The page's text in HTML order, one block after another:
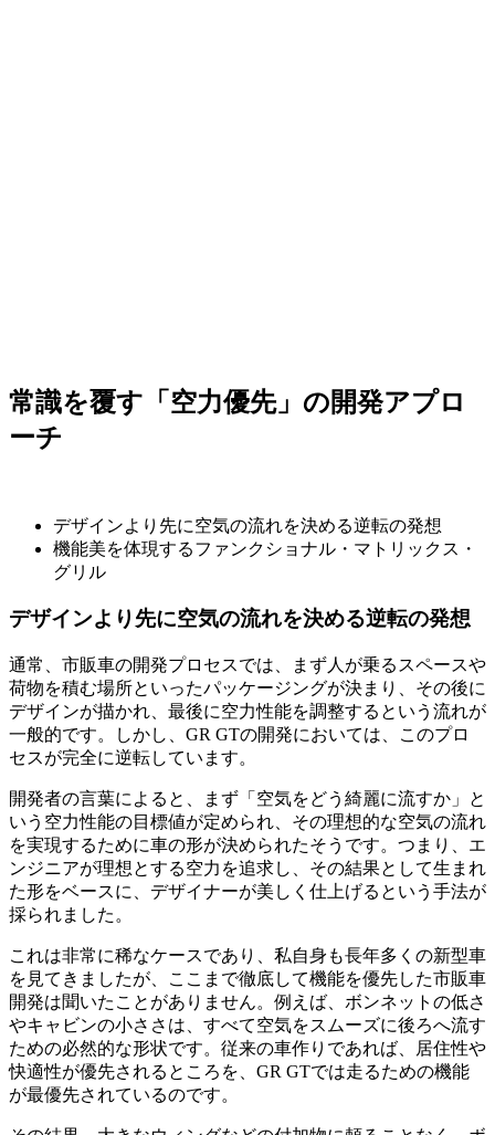
常識を覆す「空力優先」の開発アプロ
ーチ
デザインより先に空気の流れを決める逆転の発想
機能美を体現するファンクショナル・マトリックス・
グリル
デザインより先に空気の流れを決める逆転の発想
通常、市販車の開発プロセスでは、まず人が乗るスペースや
荷物を積む場所といったパッケージングが決まり、その後に
デザインが描かれ、最後に空力性能を調整するという流れが
一般的です。しかし、GR GTの開発においては、このプロ
セスが完全に逆転しています。
開発者の言葉によると、まず「空気をどう綺麗に流すか」と
いう空力性能の目標値が定められ、その理想的な空気の流れ
を実現するために車の形が決められたそうです。つまり、エ
ンジニアが理想とする空力を追求し、その結果として生まれ
た形をベースに、デザイナーが美しく仕上げるという手法が
採られました。
これは非常に稀なケースであり、私自身も長年多くの新型車
を見てきましたが、ここまで徹底して機能を優先した市販車
開発は聞いたことがありません。例えば、ボンネットの低さ
やキャビンの小ささは、すべて空気をスムーズに後ろへ流す
ための必然的な形状です。従来の車作りであれば、居住性や
快適性が優先されるところを、GR GTでは走るための機能
が最優先されているのです。